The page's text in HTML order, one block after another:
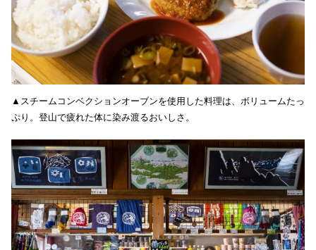
▲スチームコンベクションオーブンを使用した料理は、ボリュームたっ
ぷり。登山で疲れた体に染み渡るおいしさ。